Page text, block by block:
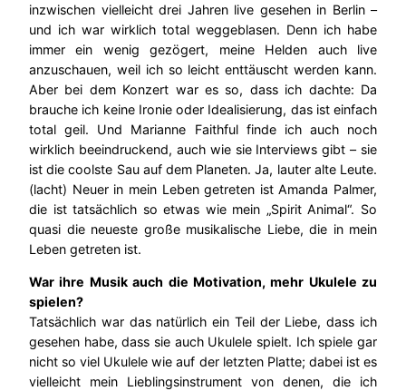
inzwischen vielleicht drei Jahren live gesehen in Berlin –
und ich war wirklich total weggeblasen. Denn ich habe
immer ein wenig gezögert, meine Helden auch live
anzuschauen, weil ich so leicht enttäuscht werden kann.
Aber bei dem Konzert war es so, dass ich dachte: Da
brauche ich keine Ironie oder Idealisierung, das ist einfach
total geil. Und Marianne Faithful finde ich auch noch
wirklich beeindruckend, auch wie sie Interviews gibt – sie
ist die coolste Sau auf dem Planeten. Ja, lauter alte Leute.
(lacht) Neuer in mein Leben getreten ist Amanda Palmer,
die ist tatsächlich so etwas wie mein „Spirit Animal“. So
quasi die neueste große musikalische Liebe, die in mein
Leben getreten ist.
War ihre Musik auch die Motivation, mehr Ukulele zu
spielen?
Tatsächlich war das natürlich ein Teil der Liebe, dass ich
gesehen habe, dass sie auch Ukulele spielt. Ich spiele gar
nicht so viel Ukulele wie auf der letzten Platte; dabei ist es
vielleicht mein Lieblingsinstrument von denen, die ich